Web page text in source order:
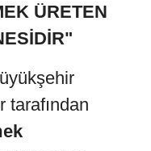
ÜRETEN
tarafından